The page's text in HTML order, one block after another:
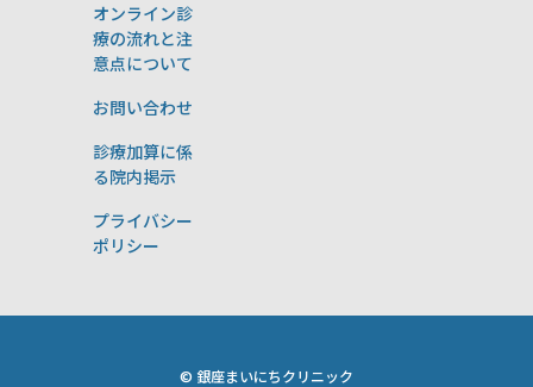
オンライン診
療の流れと注
意点について
お問い合わせ
診療加算に係
る院内掲示
プライバシー
ポリシー
© 銀座まいにちクリニック